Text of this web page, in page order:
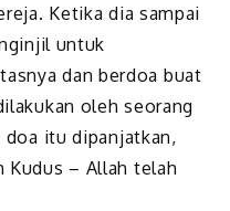
Ketika dia sampai
untuk
dan berdoa buat
oleh seorang
itu dipanjatkan,
Kudus – Allah telah